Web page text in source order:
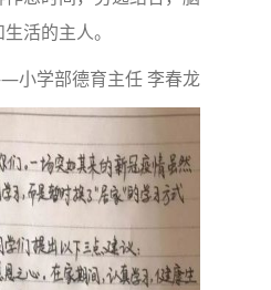
活的主人。
小学部德育主任 李春龙